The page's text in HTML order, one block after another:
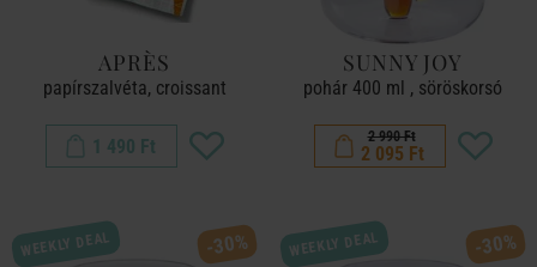
APRÈS
papírszalvéta, croissant
1 490 Ft
SUNNY JOY
pohár 400 ml , söröskorsó
2 990 Ft
2 095 Ft
WEEKLY DEAL -30% WEEKLY DEAL -30%